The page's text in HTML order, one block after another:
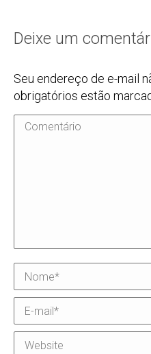
Deixe um
Seu endereço de e-mail
obrigatórios estão
Comentário
Nome *
E-mail *
Website